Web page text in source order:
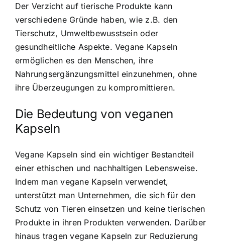
Der Verzicht auf tierische Produkte kann
verschiedene Gründe haben, wie z.B. den
Tierschutz, Umweltbewusstsein oder
gesundheitliche Aspekte. Vegane Kapseln
ermöglichen es den Menschen, ihre
Nahrungsergänzungsmittel einzunehmen, ohne
ihre Überzeugungen zu kompromittieren.
Die Bedeutung von veganen
Kapseln
Vegane Kapseln sind ein wichtiger Bestandteil
einer ethischen und nachhaltigen Lebensweise.
Indem man vegane Kapseln verwendet,
unterstützt man Unternehmen, die sich für den
Schutz von Tieren einsetzen und keine tierischen
Produkte in ihren Produkten verwenden. Darüber
hinaus tragen vegane Kapseln zur Reduzierung